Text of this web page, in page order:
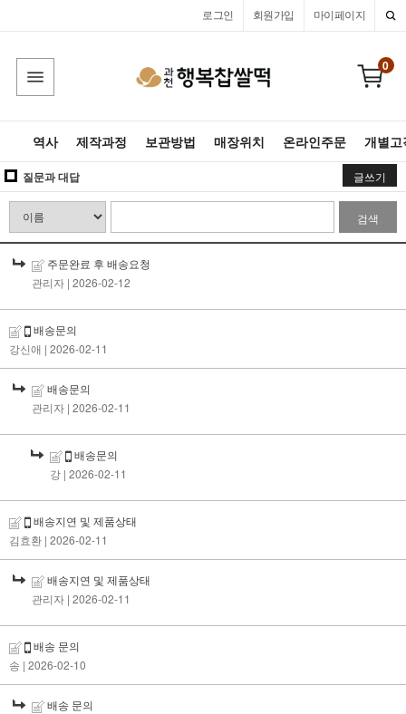
마이페이지
회원가입
로그인
0
역사 제작과정 보관방법 매장위치 온라인주문 개별
질문과 대답 글쓰기
검색
주문완료 후 배송요청
관리자 | 2026-02-12
배송문의
강신애 | 2026-02-11
배송문의
관리자 | 2026-02-11
배송문의
강 | 2026-02-11
배송지연 및 제품상태
김효환 | 2026-02-11
배송지연 및 제품상태
관리자 | 2026-02-11
배송 문의
송 | 2026-02-10
배송 문의